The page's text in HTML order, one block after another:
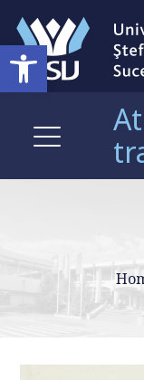
Deschide bara de unelte